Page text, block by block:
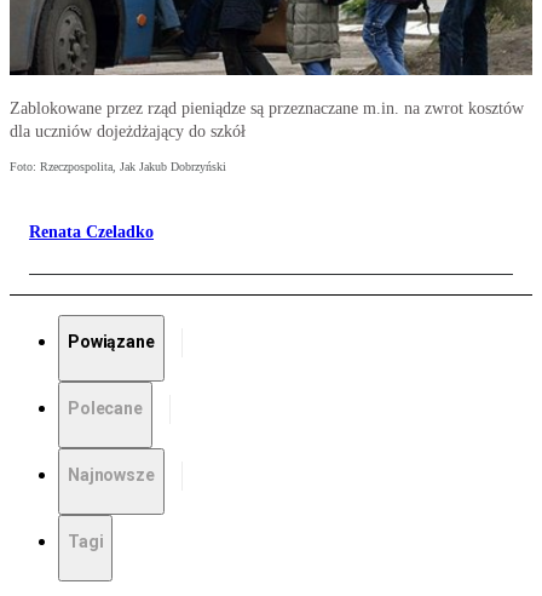
Zablokowane przez rząd pieniądze są przeznaczane m.in. na zwrot kosztów
dla uczniów dojeżdżający do szkół
Foto: Rzeczpospolita, Jak Jakub Dobrzyński
Renata Czeladko
Powiązane
Polecane
Najnowsze
Tagi